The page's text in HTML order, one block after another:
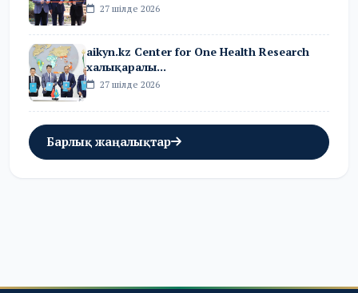
27 шілде 2026
aikyn.kz Center for One Health Research
халықаралы...
27 шілде 2026
Барлық жаңалықтар